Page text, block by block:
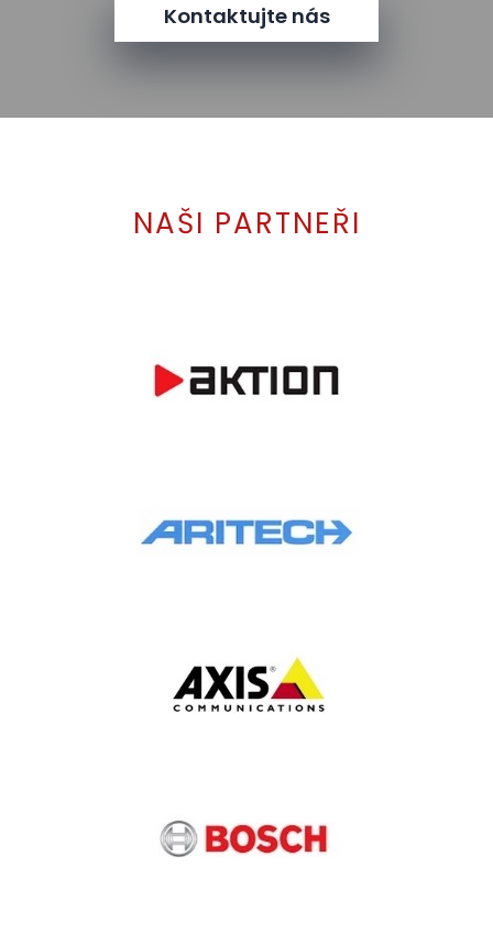
Kontaktujte nás
NAŠI PARTNEŘI